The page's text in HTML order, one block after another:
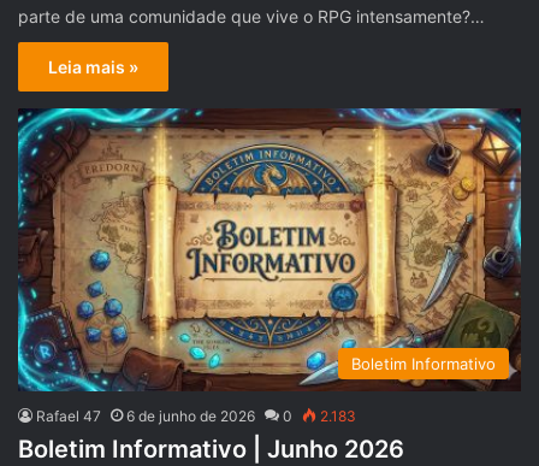
parte de uma comunidade que vive o RPG intensamente?…
Leia mais »
Boletim Informativo
Rafael 47 6 de junho de 2026 0 2.183
Boletim Informativo | Junho 2026